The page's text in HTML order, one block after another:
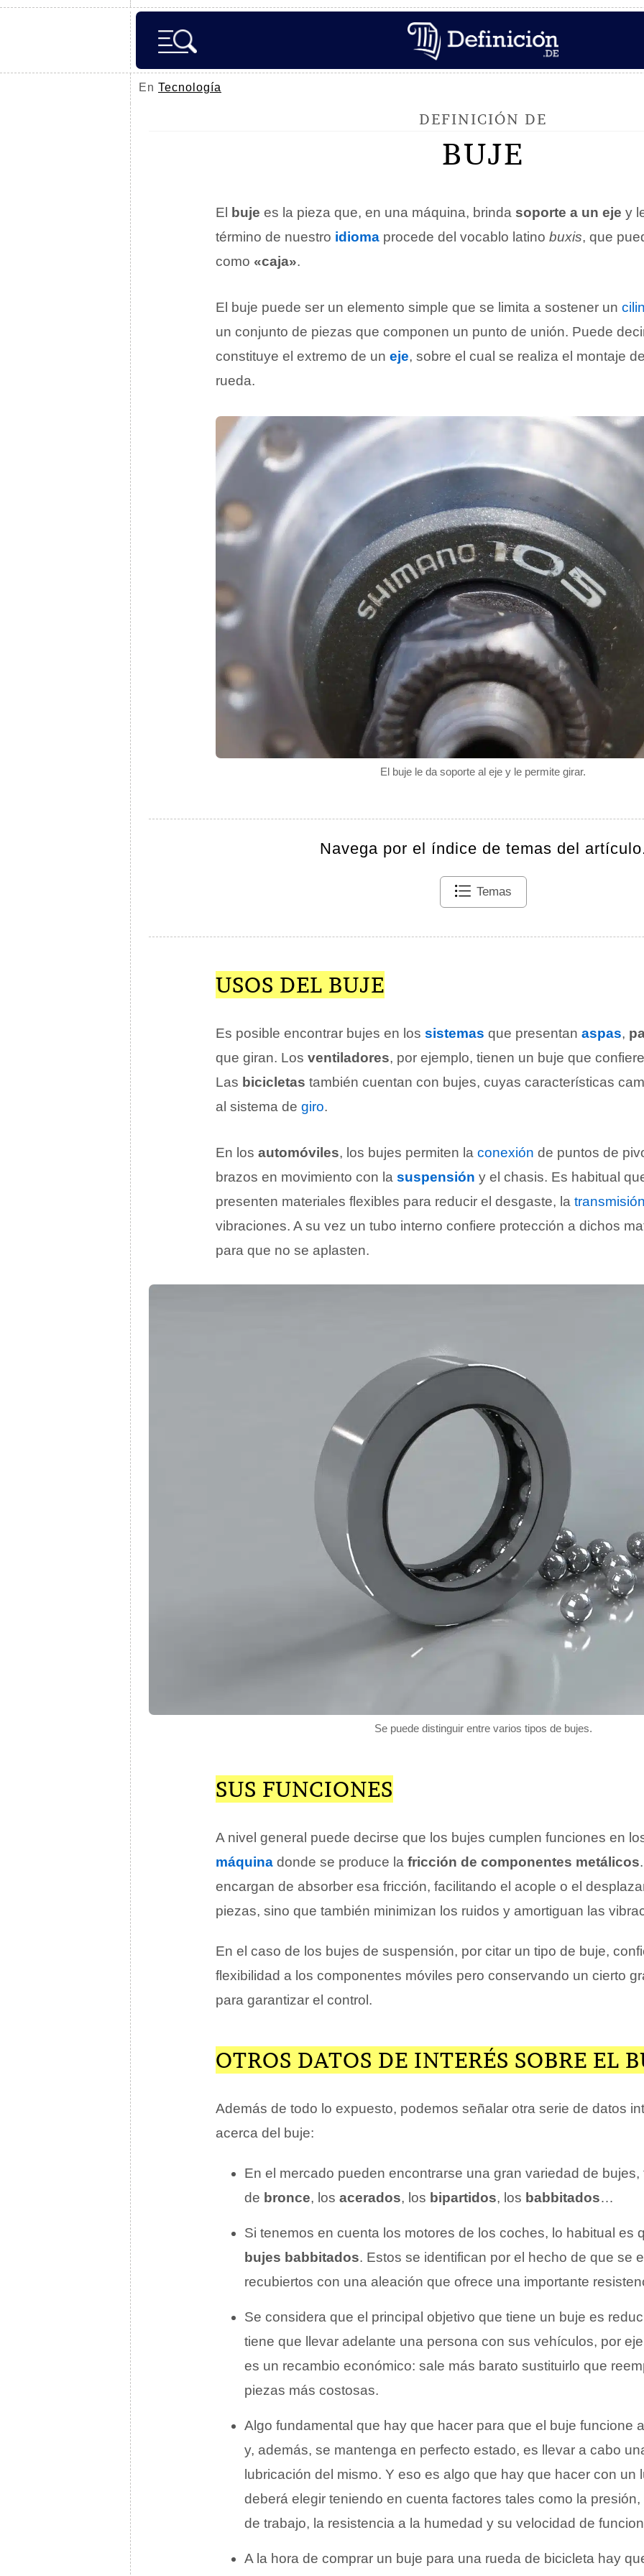
En Tecnología
DEFINICIÓN DE
BUJE
El buje le da soporte al eje y le permite girar.
El buje es la pieza que, en una máquina, brinda soporte a un eje y
término de nuestro idioma procede del vocablo latino buxis, que
como «caja».
El buje puede ser un elemento simple que se limita a sostener un
un conjunto de piezas que componen un punto de unión. Puede
constituye el extremo de un eje, sobre el cual se realiza el montaje
rueda.
Navega por el índice de temas del
Temas
USOS DEL BUJE
Es posible encontrar bujes en los sistemas que presentan aspas,
que giran. Los ventiladores, por ejemplo, tienen un buje que
Las bicicletas también cuentan con bujes, cuyas características
al sistema de giro.
En los automóviles, los bujes permiten la conexión de puntos de
brazos en movimiento con la suspensión y el chasis. Es habitual
presenten materiales flexibles para reducir el desgaste, la
vibraciones. A su vez un tubo interno confiere protección a dichos
para que no se aplasten.
Se puede distinguir entre varios tipos de bujes.
SUS FUNCIONES
A nivel general puede decirse que los bujes cumplen funciones en
máquina donde se produce la fricción de componentes metálicos
encargan de absorber esa fricción, facilitando el acople o el
piezas, sino que también minimizan los ruidos y amortiguan las
En el caso de los bujes de suspensión, por citar un tipo de buje,
flexibilidad a los componentes móviles pero conservando un cierto
para garantizar el control.
OTROS DATOS DE INTERÉS SOBRE EL
Además de todo lo expuesto, podemos señalar otra serie de datos
acerca del buje:
En el mercado pueden encontrarse una gran variedad de
de bronce, los acerados, los bipartidos, los babbitados…
Si tenemos en cuenta los motores de los coches, lo habitual es
bujes babbitados. Estos se identifican por el hecho de que se
recubiertos con una aleación que ofrece una importante
Se considera que el principal objetivo que tiene un buje es
tiene que llevar adelante una persona con sus vehículos, por
es un recambio económico: sale más barato sustituirlo que
piezas más costosas.
Algo fundamental que hay que hacer para que el buje funcione
y, además, se mantenga en perfecto estado, es llevar a cabo
lubricación del mismo. Y eso es algo que hay que hacer con un
deberá elegir teniendo en cuenta factores tales como la
de trabajo, la resistencia a la humedad y su velocidad de
A la hora de comprar un buje para una rueda de bicicleta hay